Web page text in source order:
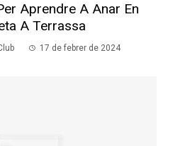
Aprendre A Anar En
A Terrassa
17 de febrer de 2024